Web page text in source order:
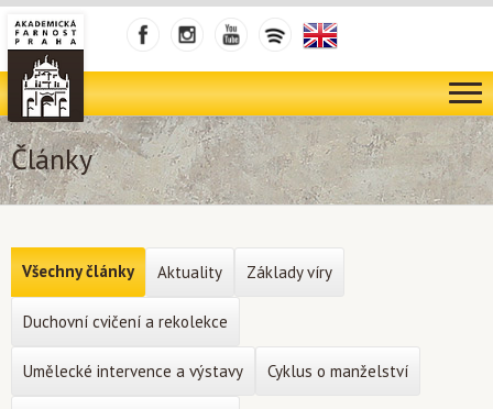
Články
Všechny články Aktuality Základy víry
Duchovní cvičení a rekolekce
Umělecké intervence a výstavy Cyklus o manželství